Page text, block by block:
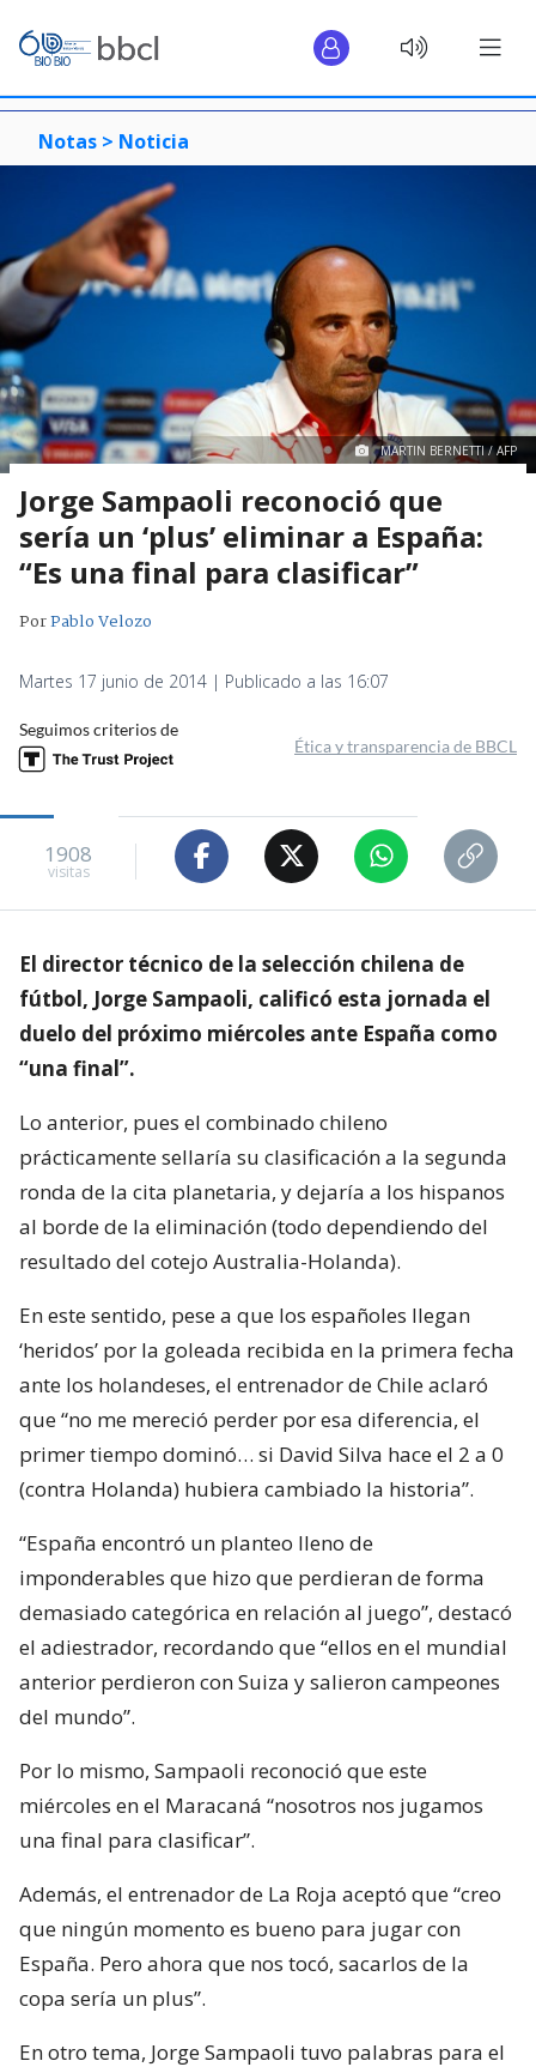
Notas > Noticia
MARTIN BERNETTI / AFP
Jorge Sampaoli reconoció que
sería un ‘plus’ eliminar a España:
“Es una final para clasificar”
PorPablo Velozo
Martes 17 junio de 2014 | Publicado a las 16:07
Seguimos criterios de
Ética y transparencia de BBCL
1908
visitas
El director técnico de la selección chilena de
fútbol, Jorge Sampaoli, calificó esta jornada el
duelo del próximo miércoles ante España como
“una final”.
Lo anterior, pues el combinado chileno
prácticamente sellaría su clasificación a la segunda
ronda de la cita planetaria, y dejaría a los hispanos
al borde de la eliminación (todo dependiendo del
resultado del cotejo Australia-Holanda).
En este sentido, pese a que los españoles llegan
‘heridos’ por la goleada recibida en la primera fecha
ante los holandeses, el entrenador de Chile aclaró
que “no me mereció perder por esa diferencia, el
primer tiempo dominó… si David Silva hace el 2 a 0
(contra Holanda) hubiera cambiado la historia”.
“España encontró un planteo lleno de
imponderables que hizo que perdieran de forma
demasiado categórica en relación al juego”, destacó
el adiestrador, recordando que “ellos en el mundial
anterior perdieron con Suiza y salieron campeones
del mundo”.
Por lo mismo, Sampaoli reconoció que este
miércoles en el Maracaná “nosotros nos jugamos
una final para clasificar”.
Además, el entrenador de La Roja aceptó que “creo
que ningún momento es bueno para jugar con
España. Pero ahora que nos tocó, sacarlos de la
copa sería un plus”.
En otro tema, Jorge Sampaoli tuvo palabras para el